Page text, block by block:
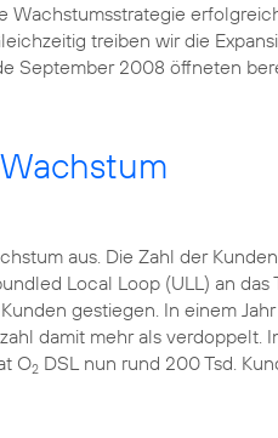
Wachstumsstrategie
treiben wir die
September 2008 öffneten
aus. Die Zahl der
Local Loop (ULL) an das
gestiegen. In einem
damit mehr als verdoppelt.
O2 DSL nun rund 200 Tsd.